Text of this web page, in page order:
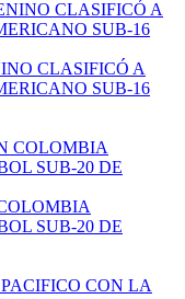
CLASIFICÓ A
SUB-16
SUB-20 DE